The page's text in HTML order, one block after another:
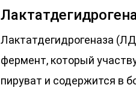
Лактатдегидрогеназа
фермент, который
пируват и содержится в